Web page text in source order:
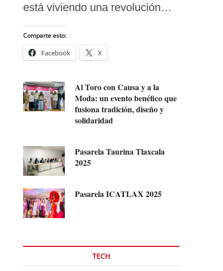
está viviendo una revolución…
Comparte esto:
Facebook X
Al Toro con Causa y a la
Moda: un evento benéfico que
fusiona tradición, diseño y
solidaridad
Pasarela Taurina Tlaxcala
2025
Pasarela ICATLAX 2025
TECH